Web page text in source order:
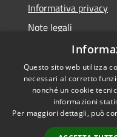
Informativa privacy
Note legali
Dichiarazione di
RSS
Accessibilità
Questo sito web utilizza
necessari al corretto
nonché un cookie
informazioni
Per maggiori dettagli, può